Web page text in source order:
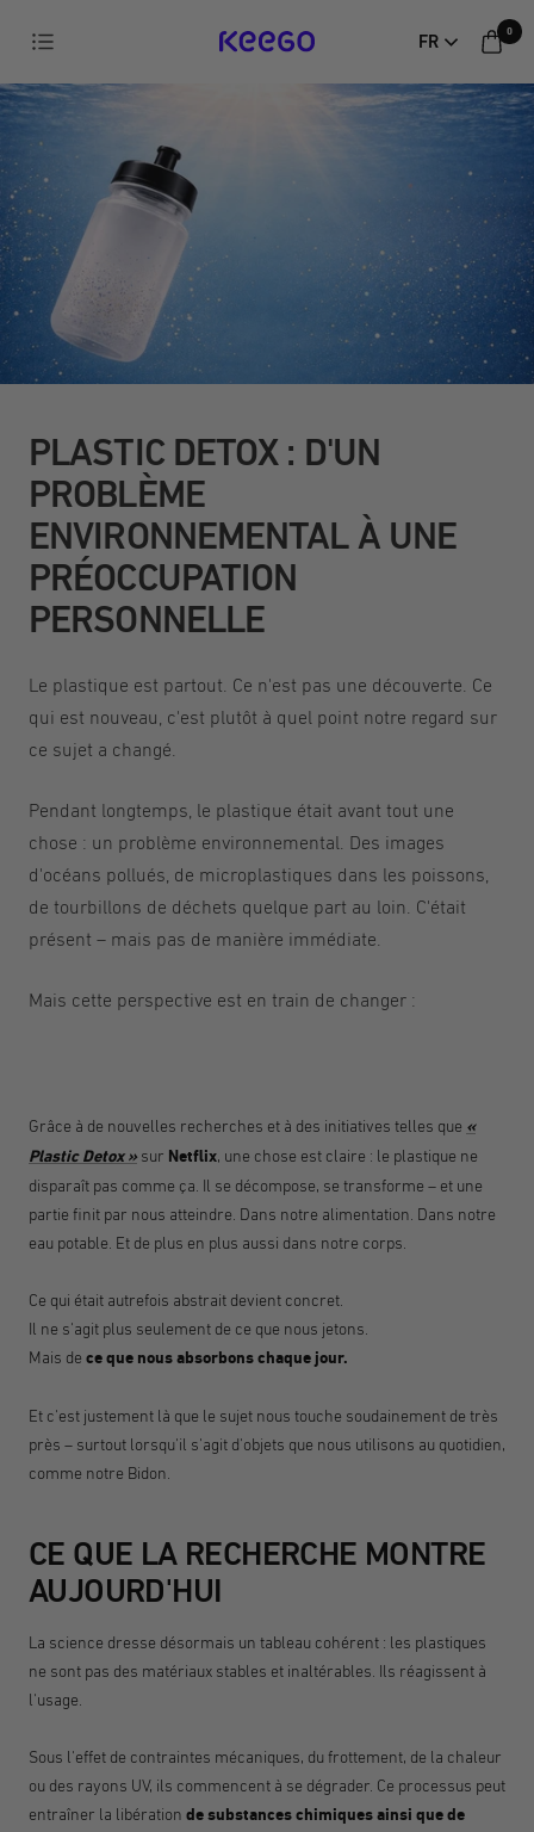
directement
contenu
Navigation FR
0
PLASTIC DETOX : D'UN
PROBLÈME
ENVIRONNEMENTAL À UNE
PRÉOCCUPATION
PERSONNELLE
Le plastique est partout. Ce n'est pas une découverte. Ce
qui est nouveau, c'est plutôt à quel point notre regard sur
ce sujet a changé.
Pendant longtemps, le plastique était avant tout une
chose : un problème environnemental. Des images
d'océans pollués, de microplastiques dans les poissons,
de tourbillons de déchets quelque part au loin. C'était
présent – mais pas de manière immédiate.
Mais cette perspective est en train de changer :
Grâce à de nouvelles recherches et à des initiatives telles que «
Plastic Detox » sur Netflix, une chose est claire : le plastique ne
disparaît pas comme ça. Il se décompose, se transforme – et une
partie finit par nous atteindre. Dans notre alimentation. Dans notre
eau potable. Et de plus en plus aussi dans notre corps.
Ce qui était autrefois abstrait devient concret.
Il ne s'agit plus seulement de ce que nous jetons.
Mais de ce que nous absorbons chaque jour.
Et c'est justement là que le sujet nous touche soudainement de très
près – surtout lorsqu'il s'agit d'objets que nous utilisons au quotidien,
comme notre Bidon.
CE QUE LA RECHERCHE MONTRE
AUJOURD'HUI
La science dresse désormais un tableau cohérent : les plastiques
ne sont pas des matériaux stables et inaltérables. Ils réagissent à
l'usage.
Sous l'effet de contraintes mécaniques, du frottement, de la chaleur
ou des rayons UV, ils commencent à se dégrader. Ce processus peut
entraîner la libération de substances chimiques ainsi que de